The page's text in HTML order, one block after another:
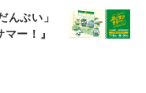
んぶい」
ー！』